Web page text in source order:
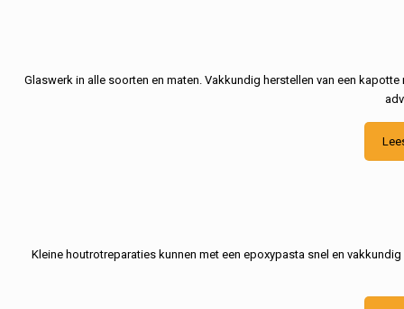
Glaswerk in alle soorten en maten. Vakkundig herstellen van een
Kleine houtrotreparaties kunnen met een epoxypasta snel en